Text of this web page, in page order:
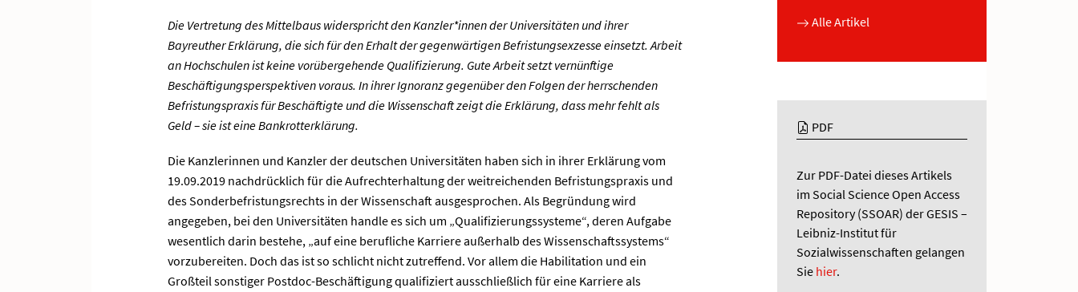
Die Vertretung des Mittelbaus widerspricht den Kanzler*innen der Universitäten und ihrer
Bayreuther Erklärung, die sich für den Erhalt der gegenwärtigen Befristungsexzesse einsetzt. Arbeit
an Hochschulen ist keine vorübergehende Qualifizierung. Gute Arbeit setzt vernünftige
Beschäftigungsperspektiven voraus. In ihrer Ignoranz gegenüber den Folgen der herrschenden
Befristungspraxis für Beschäftigte und die Wissenschaft zeigt die Erklärung, dass mehr fehlt als
Geld – sie ist eine Bankrotterklärung.
Die Kanzlerinnen und Kanzler der deutschen Universitäten haben sich in ihrer Erklärung vom
19.09.2019 nachdrücklich für die Aufrechterhaltung der weitreichenden Befristungspraxis und
des Sonderbefristungsrechts in der Wissenschaft ausgesprochen. Als Begründung wird
angegeben, bei den Universitäten handle es sich um „Qualifizierungssysteme“, deren Aufgabe
wesentlich darin bestehe, „auf eine berufliche Karriere außerhalb des Wissenschaftssystems“
vorzubereiten. Doch das ist so schlicht nicht zutreffend. Vor allem die Habilitation und ein
Großteil sonstiger Postdoc-Beschäftigung qualifiziert ausschließlich für eine Karriere als
Alle Artikel
PDF
Zur PDF-Datei dieses Artikels
im Social Science Open Access
Repository (SSOAR) der GESIS –
Leibniz-Institut für
Sozialwissenschaften gelangen
Sie hier.